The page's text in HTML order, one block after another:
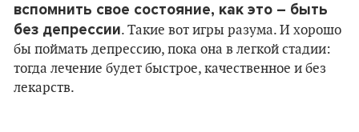
вспомнить свое состояние, как это – быть
без депрессии. Такие вот игры разума. И хорошо
бы поймать депрессию, пока она в легкой стадии:
тогда лечение будет быстрое, качественное и без
лекарств.